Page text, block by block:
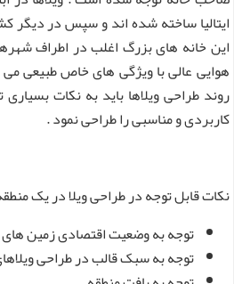
ایتالیا ساخته شده اند و سپس در دیگر
این خانه های بزرگ اغلب در اطراف
هوایی عالی با ویژگی های خاص طبیعی
روند طراحی ویلاها باید به نکات بسیاری
کاربردی و مناسبی را طراحی نمود .
نکات قابل توجه در طراحی ویلا در یک
توجه به وضعیت اقتصادی زمین
توجه به سبک قالب در طراحی